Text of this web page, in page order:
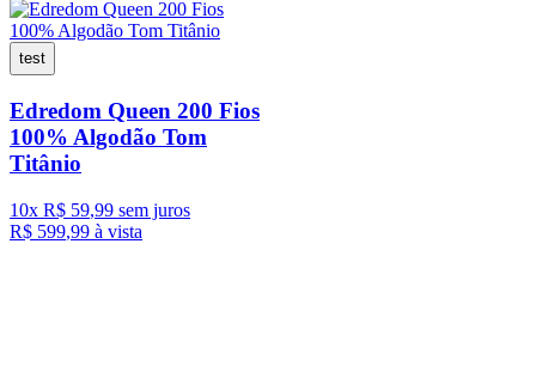
test
Edredom Queen 200 Fios
100% Algodão Tom
Titânio
10x R$ 59,99 sem juros
R$ 599,99 à vista